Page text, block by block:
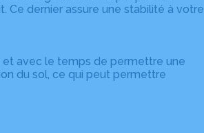
Ce dernier assure une stabilité à votre
et avec le temps de permettre une
du sol, ce qui peut permettre